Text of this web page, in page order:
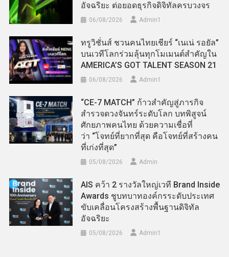
อัจฉริยะ ต่อยอดธุรกิจดิจิทัลครบวงจร
06/08/2026 Admin​1
ทรูวิชั่นส์ ชวนคนไทยเชียร์ “เนเน่ รอยัล”
บนเวทีโลกร่วมลุ้นทุกโมเมนต์สำคัญใน
AMERICA’S GOT TALENT SEASON 21
06/08/2026 Admin​1
“CE-7 MATCH” ก้าวสำคัญสู่ภารกิจ
สำรวจดวงจันทร์ระดับโลก บทพิสูจน์
ศักยภาพคนไทย ด้วยความเชื่อที่
ว่า “โจทย์ที่ยากที่สุด คือโจทย์ที่สร้างคน
ที่เก่งที่สุด”
05/08/2026 Admin
AIS คว้า 2 รางวัลใหญ่เวที Brand Inside
Awards ชูบทบาทองค์กรระดับประเทศ
ขับเคลื่อนโครงสร้างพื้นฐานดิจิทัล
อัจฉริยะ
05/08/2026 Admin​1